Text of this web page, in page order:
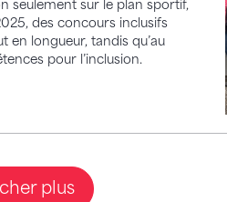
seulement sur le plan sportif,
des concours inclusifs
en longueur, tandis qu’au
pour l’inclusion.
plus